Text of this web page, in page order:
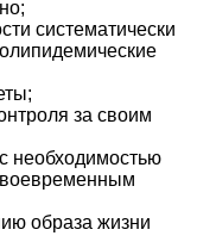
систематически
за своим
необходимостью
образа жизни